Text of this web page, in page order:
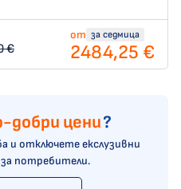
€
от за седмица
2484,25 €
добри цени?
и отключете екслузивни
потребители.